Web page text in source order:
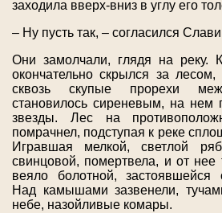
заходила вверх-вниз в углу его
– Ну пусть так, – согласился
Они замолчали, глядя на реку.
окончательно скрылся за
сквозь скупые прорехи
становилось сиреневым, на нем
звезды. Лес на
помрачнел, подступая к реке
Игравшая мелкой, светлой
свинцовой, помертвела, и от нее
веяло болотной, застоявшейся
Над камышами зазвенели,
небе, назойливые комары.